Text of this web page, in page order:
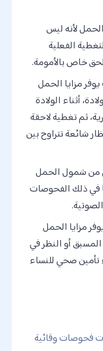
لأنه ليس
الفعلية
خاص بالأمومة.
مزايا الحمل
أثناء الولادة
ثم تغطية لاحقة
شائعة تتراوح بين
من شمول الحمل
في ذلك الفحوصات
مزايا الحمل
أو النظر في
تأمين صحي للنساء
فحوصات وقائية